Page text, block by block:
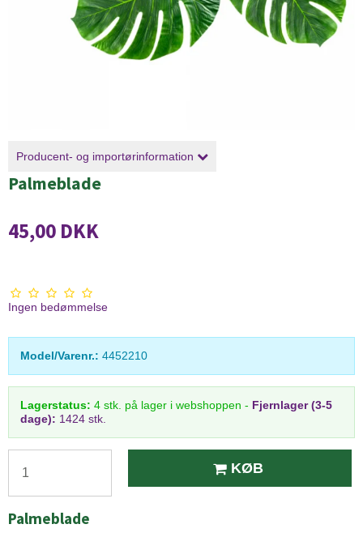
Producent- og importørinformation
Palmeblade
45,00 DKK
Ingen bedømmelse
Model/Varenr.: 4452210
Lagerstatus: 4 stk. på lager i webshoppen - Fjernlager (3-5
dage): 1424 stk.
KØB
Palmeblade